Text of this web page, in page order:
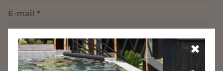
E-mail
Telefono ✖